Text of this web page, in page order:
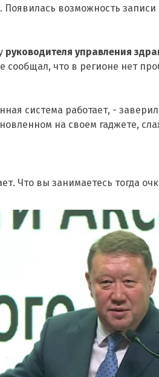
Появилась возможность
руководителя управления
сообщал, что в регионе нет
система работает, -
на своем гаджете,
Что вы занимаетесь тогда